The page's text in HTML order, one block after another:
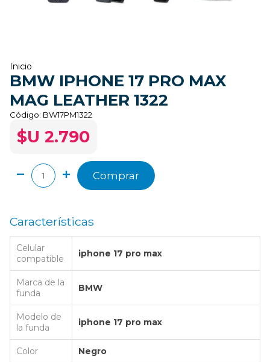
Inicio
BMW IPHONE 17 PRO MAX
MAG LEATHER 1322
Código: BW17PM1322
$U 2.790
Comprar
Características
Celular
compatible
iphone 17 pro max
Marca de la
funda
BMW
Modelo de
la funda
iphone 17 pro max
Color Negro